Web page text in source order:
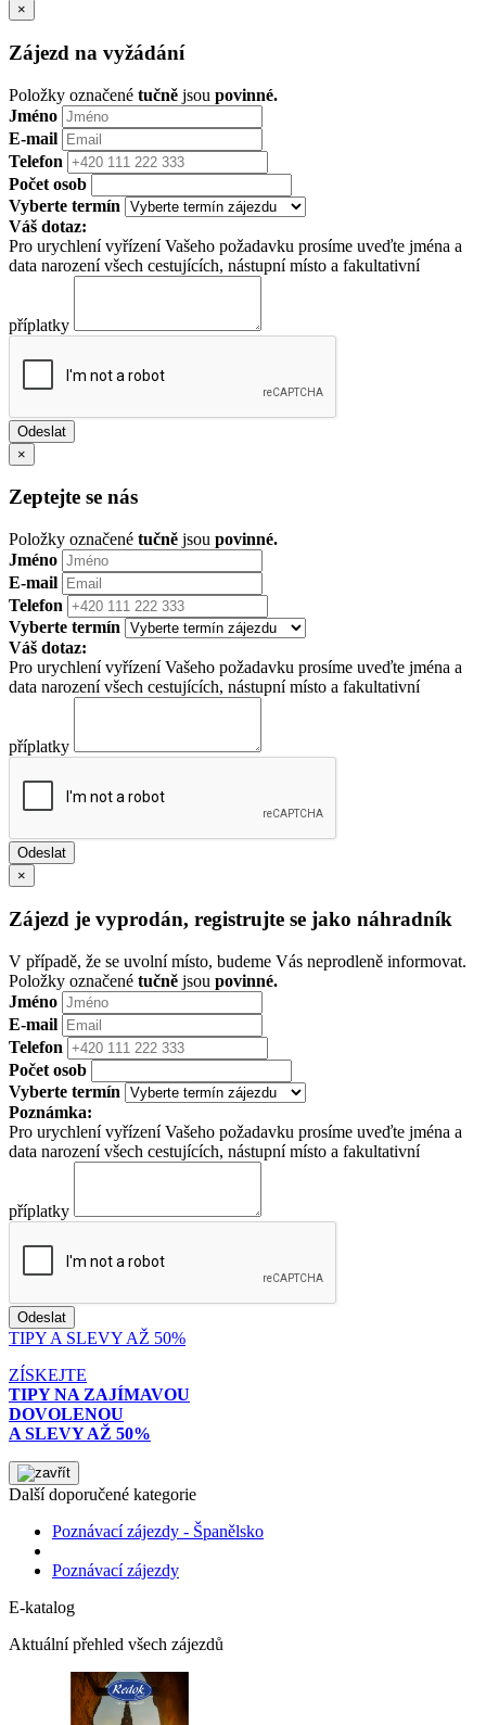
×
Zájezd na vyžádání
Položky označené tučně jsou povinné.
Jméno
E-mail
Telefon
Počet osob
Vyberte termín
Váš dotaz:
Pro urychlení vyřízení Vašeho požadavku prosíme uveďte jména a
data narození všech cestujících, nástupní místo a fakultativní
příplatky
×
Zeptejte se nás
Položky označené tučně jsou povinné.
Jméno
E-mail
Telefon
Vyberte termín
Váš dotaz:
Pro urychlení vyřízení Vašeho požadavku prosíme uveďte jména a
data narození všech cestujících, nástupní místo a fakultativní
příplatky
×
Zájezd je vyprodán, registrujte se jako náhradník
V případě, že se uvolní místo, budeme Vás neprodleně informovat.
Položky označené tučně jsou povinné.
Jméno
E-mail
Telefon
Počet osob
Vyberte termín
Poznámka:
Pro urychlení vyřízení Vašeho požadavku prosíme uveďte jména a
data narození všech cestujících, nástupní místo a fakultativní
příplatky
TIPY A SLEVY AŽ 50%
ZÍSKEJTE
TIPY NA ZAJÍMAVOU
DOVOLENOU
A SLEVY AŽ 50%
Další doporučené kategorie
Poznávací zájezdy - Španělsko
Poznávací zájezdy
E-katalog
Aktuální přehled všech zájezdů